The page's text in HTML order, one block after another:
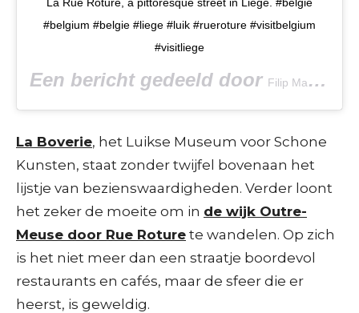
#belgium #belgie #liege #luik #rueroture #visitbelgium
#visitliege
Een bericht gedeeld door Filip Maes.
La Boverie, het Luikse Museum voor Schone
Kunsten, staat zonder twijfel bovenaan het
lijstje van bezienswaardigheden. Verder loont
het zeker de moeite om in de wijk Outre-
Meuse door Rue Roture te wandelen. Op zich
is het niet meer dan een straatje boordevol
restaurants en cafés, maar de sfeer die er
heerst, is geweldig.